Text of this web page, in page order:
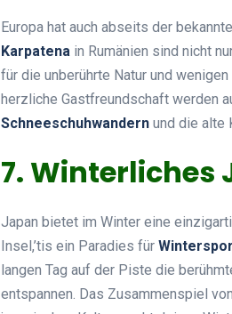
Europa hat auch abseits der
Karpatena in Rumänien sind nicht
für die unberührte Natur und
herzliche Gastfreundschaft werden
Schneeschuhwandern und die alte
7. Winterliches
Japan bietet im Winter eine
Insel,’tis ein Paradies für
langen Tag auf der Piste die
entspannen. Das Zusammenspiel